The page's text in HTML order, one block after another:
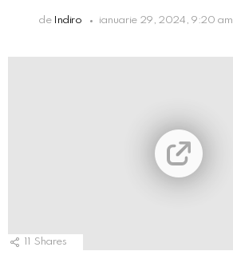
de Indiro ianuarie 29, 2024, 9:20 am
11 Shares